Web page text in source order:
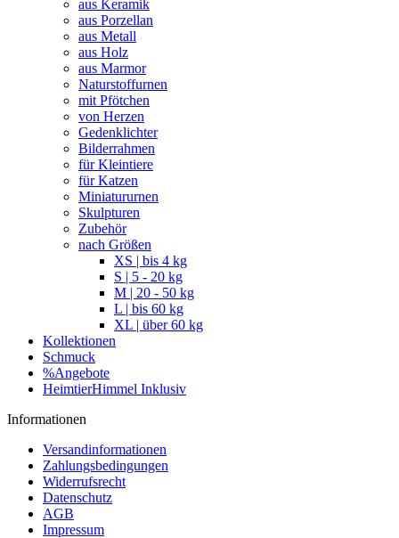
aus Keramik
aus Porzellan
aus Metall
aus Holz
aus Marmor
Naturstoffurnen
mit Pfötchen
von Herzen
Gedenklichter
Bilderrahmen
für Kleintiere
für Katzen
Miniatururnen
Skulpturen
Zubehör
nach Größen
XS | bis 4 kg
S | 5 - 20 kg
M | 20 - 50 kg
L | bis 60 kg
XL | über 60 kg
Kollektionen
Schmuck
%Angebote
HeimtierHimmel Inklusiv
Informationen
Versandinformationen
Zahlungsbedingungen
Widerrufsrecht
Datenschutz
AGB
Impressum